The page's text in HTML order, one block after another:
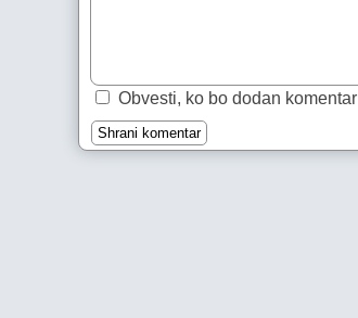
Obvesti, ko bo dodan komentar